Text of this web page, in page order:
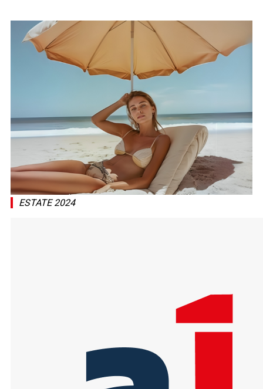
ESTATE 2024